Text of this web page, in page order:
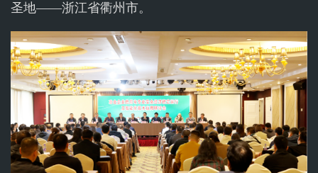
圣地——浙江省衢州市。